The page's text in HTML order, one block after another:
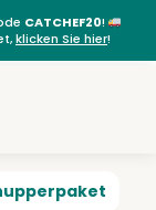
CATCHEF20!
klicken Sie hier!